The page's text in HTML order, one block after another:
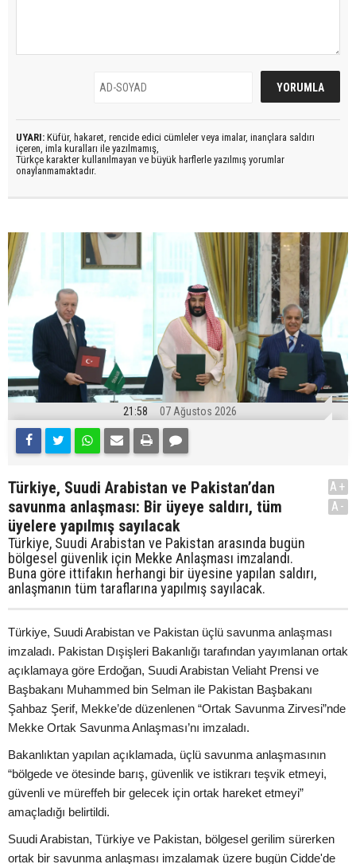
UYARI: Küfür, hakaret, rencide edici cümleler veya imalar, inançlara saldırı
içeren, imla kuralları ile yazılmamış,
Türkçe karakter kullanılmayan ve büyük harflerle yazılmış yorumlar
onaylanmamaktadır.
21:58 07 Ağustos 2026
Türkiye, Suudi Arabistan ve Pakistan’dan
savunma anlaşması: Bir üyeye saldırı, tüm
üyelere yapılmış sayılacak
Türkiye, Suudi Arabistan ve Pakistan arasında bugün
bölgesel güvenlik için Mekke Anlaşması imzalandı.
Buna göre ittifakın herhangi bir üyesine yapılan saldırı,
anlaşmanın tüm taraflarına yapılmış sayılacak.
A+
A-
Türkiye, Suudi Arabistan ve Pakistan üçlü savunma anlaşması
imzaladı. Pakistan Dışişleri Bakanlığı tarafından yayımlanan ortak
açıklamaya göre Erdoğan, Suudi Arabistan Veliaht Prensi ve
Başbakanı Muhammed bin Selman ile Pakistan Başbakanı
Şahbaz Şerif, Mekke’de düzenlenen “Ortak Savunma Zirvesi”nde
Mekke Ortak Savunma Anlaşması’nı imzaladı.
Bakanlıktan yapılan açıklamada, üçlü savunma anlaşmasının
“bölgede ve ötesinde barış, güvenlik ve istikrarı teşvik etmeyi,
güvenli ve müreffeh bir gelecek için ortak hareket etmeyi”
amaçladığı belirtildi.
Suudi Arabistan, Türkiye ve Pakistan, bölgesel gerilim sürerken
ortak bir savunma anlaşması imzalamak üzere bugün Cidde'de